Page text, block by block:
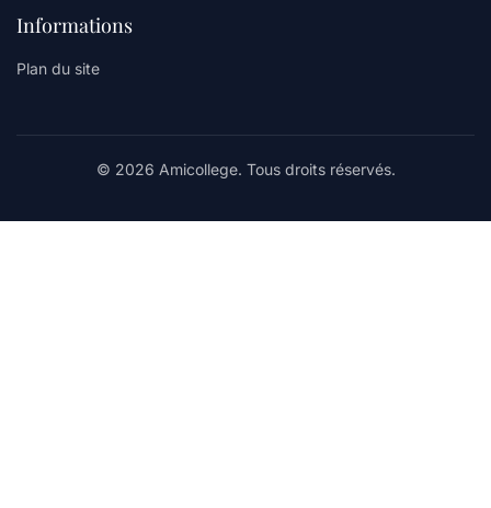
Informations
Plan du site
© 2026 Amicollege. Tous droits réservés.